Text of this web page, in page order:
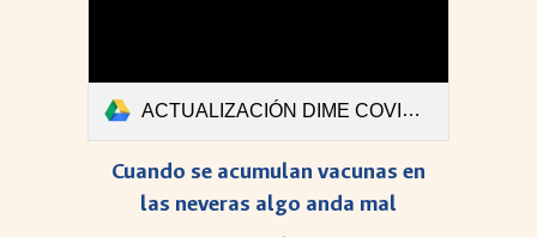
ACTUALIZACIÓN DIME COVID-Boletin #41.pdf
Cuando se acumulan vacunas en
las neveras algo anda mal